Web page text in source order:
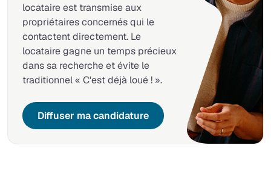
locataire est transmise aux
propriétaires concernés qui le
contactent directement. Le
locataire gagne un temps précieux
dans sa recherche et évite le
traditionnel « C'est déjà loué ! ».
Diffuser ma candidature